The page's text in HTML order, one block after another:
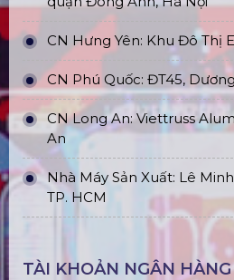
CN Hưng Yên: Khu Đô Thị
CN Phú Quốc: ĐT45,
CN Long An: Viettruss
An
Nhà Máy Sản Xuất: Lê
TP. HCM
TÀI KHOẢN NGÂN HÀNG